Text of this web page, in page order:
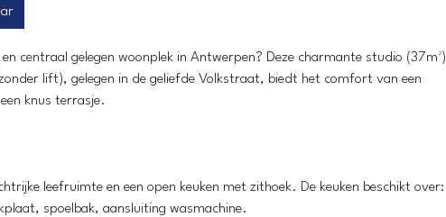
centraal gelegen woonplek in Antwerpen? Deze charmante studio (37m²)
lift), gelegen in de geliefde Volkstraat, biedt het comfort van een
knus terrasje.
leefruimte en een open keuken met zithoek. De keuken beschikt over:
spoelbak, aansluiting wasmachine.